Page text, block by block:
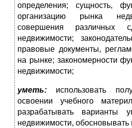
определения; сущность,
организацию рынка
совершения различных
недвижимости;
правовые документы,
на рынке; закономерности
недвижимости;
уметь: использовать
освоении учебного
разрабатывать варианты
недвижимости,